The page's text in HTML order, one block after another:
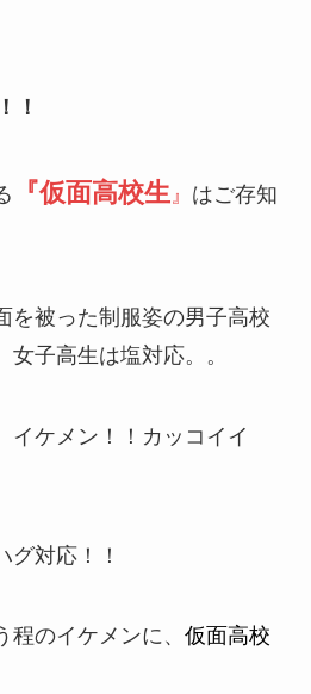
！
『仮面高校生』 はご存知
を被った制服姿の男子高校
子高生は塩対応。。
イケメン！！カッコイイ
グ対応！！
のイケメンに、 仮面高校